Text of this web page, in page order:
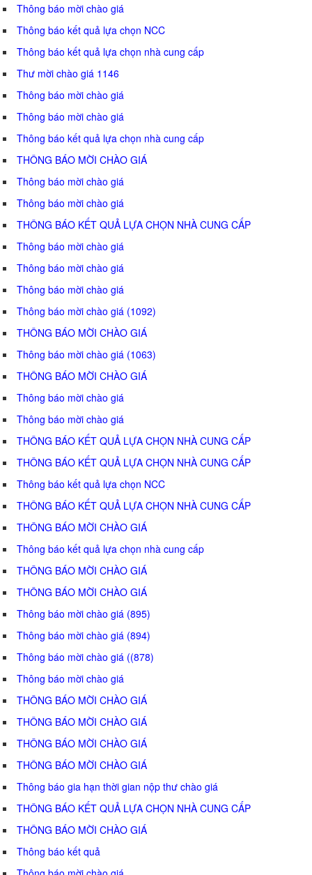
Thông báo mời chào giá
Thông báo kết quả lựa chọn NCC
Thông báo kết quả lựa chọn nhà cung cấp
Thư mời chào giá 1146
Thông báo mời chào giá
Thông báo mời chào giá
Thông báo kết quả lựa chọn nhà cung cấp
THÔNG BÁO MỜI CHÀO GIÁ
Thông báo mời chào giá
Thông báo mời chào giá
THÔNG BÁO KẾT QUẢ LỰA CHỌN NHÀ CUNG CẤP
Thông báo mời chào giá
Thông báo mời chào giá
Thông báo mời chào giá
Thông báo mời chào giá (1092)
THÔNG BÁO MỜI CHÀO GIÁ
Thông báo mời chào giá (1063)
THÔNG BÁO MỜI CHÀO GIÁ
Thông báo mời chào giá
Thông báo mời chào giá
THÔNG BÁO KẾT QUẢ LỰA CHỌN NHÀ CUNG CẤP
THÔNG BÁO KẾT QUẢ LỰA CHỌN NHÀ CUNG CẤP
Thông báo kết quả lựa chọn NCC
THÔNG BÁO KẾT QUẢ LỰA CHỌN NHÀ CUNG CẤP
THÔNG BÁO MỜI CHÀO GIÁ
Thông báo kết quả lựa chọn nhà cung cấp
THÔNG BÁO MỜI CHÀO GIÁ
THÔNG BÁO MỜI CHÀO GIÁ
Thông báo mời chào giá (895)
Thông báo mời chào giá (894)
Thông báo mời chào giá ((878)
Thông báo mời chào giá
THÔNG BÁO MỜI CHÀO GIÁ
THÔNG BÁO MỜI CHÀO GIÁ
THÔNG BÁO MỜI CHÀO GIÁ
THÔNG BÁO MỜI CHÀO GIÁ
Thông báo gia hạn thời gian nộp thư chào giá
THÔNG BÁO KẾT QUẢ LỰA CHỌN NHÀ CUNG CẤP
THÔNG BÁO MỜI CHÀO GIÁ
Thông báo kết quả